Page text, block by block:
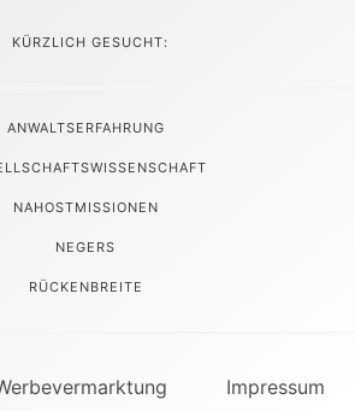
KÜRZLICH GESUCHT:
ANWALTSERFAHRUNG
NAHOSTMISSIONEN
NEGERS
RÜCKENBREITE
Impressum